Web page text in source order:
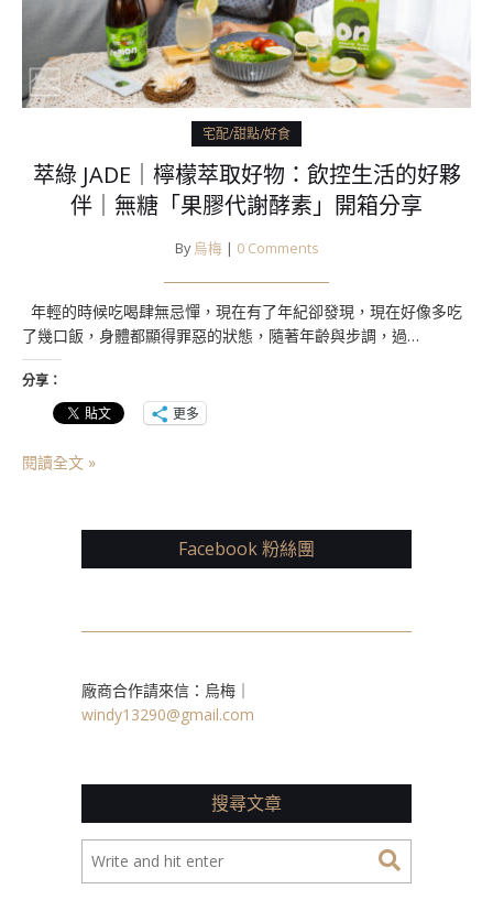
宅配/甜點/好食
萃綠 JADE｜檸檬萃取好物：飲控生活的好夥
伴｜無糖「果膠代謝酵素」開箱分享
By 烏梅 | 0 Comments
年輕的時候吃喝肆無忌憚，現在有了年紀卻發現，現在好像多吃
了幾口飯，身體都顯得罪惡的狀態，隨著年齡與步調，過…
分享：
更多
閱讀全文 »
Facebook 粉絲團
廠商合作請來信：烏梅｜
windy13290@gmail.com
搜尋文章